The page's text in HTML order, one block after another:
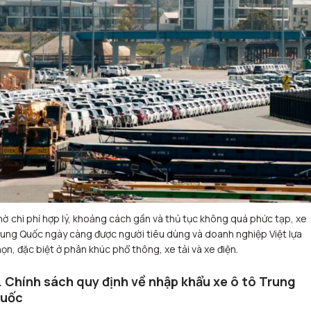
chi phí hợp lý, khoảng cách gần và thủ tục không quá phức tạp, xe
Quốc ngày càng được người tiêu dùng và doanh nghiệp Việt lựa
đặc biệt ở phân khúc phổ thông, xe tải và xe điện.
Chính sách quy định về nhập khẩu xe ô tô Trung